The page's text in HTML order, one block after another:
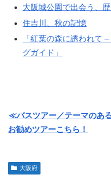
大阪城公園で出会う、
住吉川、秋の記憶
「紅葉の森に誘われて
グガイド」
≪バスツアー／テーマのあ
お勧めツアーこちら！
大阪府